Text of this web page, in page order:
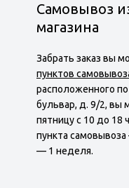
Самовывоз
магазина
Забрать заказ вы
пунктов
расположенного
бульвар, д. 9/2, вы
пятницу с 10 до 18
пункта
— 1 неделя.